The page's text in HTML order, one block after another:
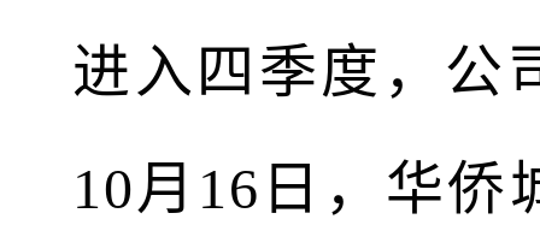
进入四季度，公
10月16日，华